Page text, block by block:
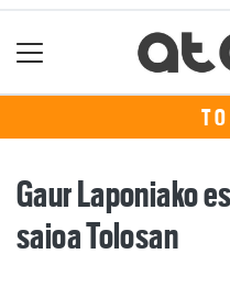
Gaur Laponiako
saioa Tolosan